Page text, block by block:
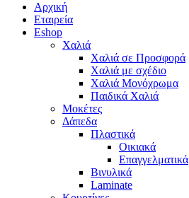
Αρχική
Εταιρεία
Eshop
Χαλιά
Χαλιά σε Προσφορά
Χαλιά με σχέδιο
Χαλιά Μονόχρωμα
Παιδικά Χαλιά
Μοκέτες
Δάπεδα
Πλαστικά
Οικιακά
Επαγγελματικά
Βινυλικά
Laminate